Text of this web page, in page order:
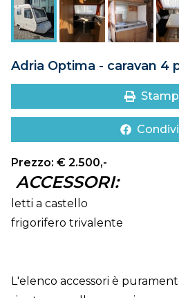
DOVE SIAMO
CONTATTI
Adria Optima - caravan 4
Prezzo: € 2.500,-
ACCESSORI:
letti a castello
frigorifero trivalente
L'elenco accessori è